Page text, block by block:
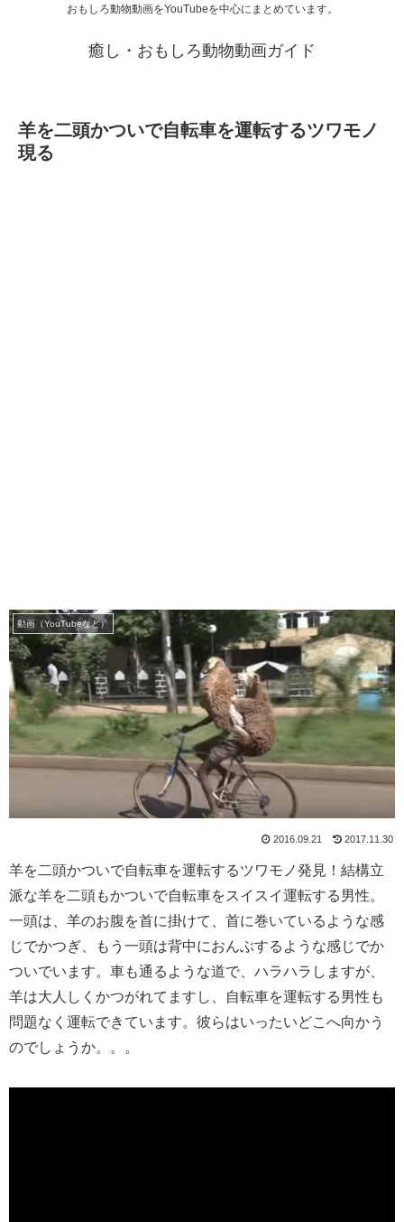
おもしろ動物動画をYouTubeを中心にまとめています。
癒し・おもしろ動物動画ガイド
羊を二頭かついで自転車を運転するツワモノ
現る
動画（YouTubeなど）
2016.09.21 2017.11.30
羊を二頭かついで自転車を運転するツワモノ発見！結構立
派な羊を二頭もかついで自転車をスイスイ運転する男性。
一頭は、羊のお腹を首に掛けて、首に巻いているような感
じでかつぎ、もう一頭は背中におんぶするような感じでか
ついでいます。車も通るような道で、ハラハラしますが、
羊は大人しくかつがれてますし、自転車を運転する男性も
問題なく運転できています。彼らはいったいどこへ向かう
のでしょうか。。。